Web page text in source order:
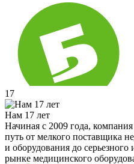
17
Нам 17 лет
Начиная с 2009 года,
путь от мелкого поставщика
и оборудования до
рынке медицинского